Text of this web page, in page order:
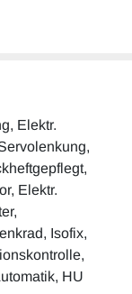
Elektr.
Elektr.
Isofix,
HU